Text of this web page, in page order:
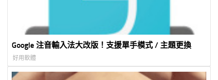
Google 注音輸入法大改版！支援單手模式 / 主題更換
好用軟體